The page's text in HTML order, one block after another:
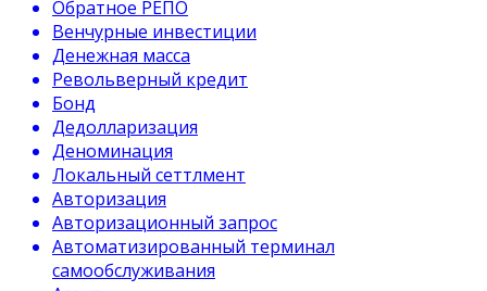
Обратное РЕПО
Венчурные инвестиции
Денежная масса
Револьверный кредит
Бонд
Дедолларизация
Деноминация
Локальный сеттлмент
Авторизация
Авторизационный запрос
Автоматизированный терминал
самообслуживания